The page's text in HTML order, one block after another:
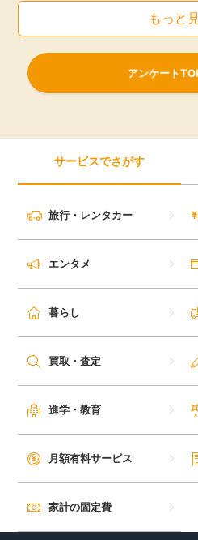
もっと
アンケート
サービスでさがす
旅行・レンタカー
エンタメ
暮らし
買取・査定
進学・教育
月額有料サービス
家計の固定費